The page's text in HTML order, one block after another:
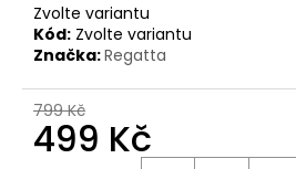
Zvolte variantu
Kód: Zvolte variantu
Značka:Regatta
799 Kč
499 Kč
u
č
u
e